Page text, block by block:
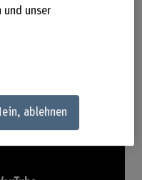
und unser
ablehnen